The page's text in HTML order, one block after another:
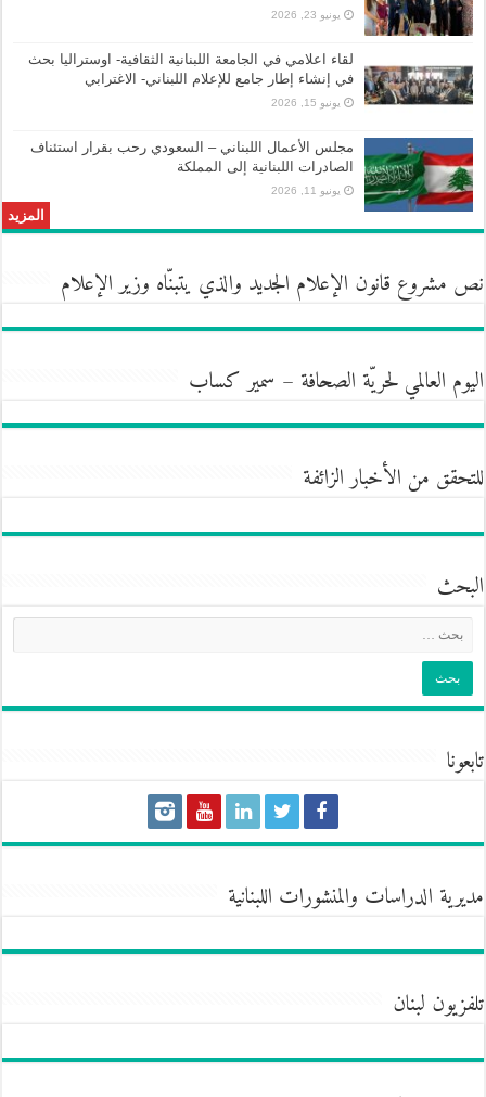
المزيد
يونيو 23, 2026
لقاء اعلامي في الجامعة اللبنانية الثقافية- اوستراليا بحث
في إنشاء إطار جامع للإعلام اللبناني- الاغترابي
يونيو 15, 2026
مجلس الأعمال اللبناني – السعودي رحب بقرار استئناف
الصادرات اللبنانية إلى المملكة
يونيو 11, 2026
نص مشروع قانون الإعلام الجديد والذي يتبنّاه وزير الإعلام
اليوم العالمي لحريّة الصحافة – سمير كساب
للتحقق من الأخبار الزائفة
البحث
تابعونا
مديرية الدراسات والمنشورات اللبنانية
تلفزيون لبنان